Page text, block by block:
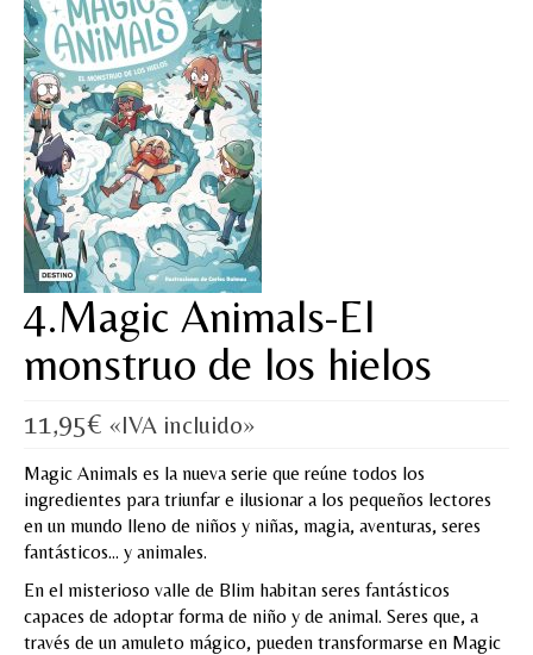
Materiales de juego
Artesanía Waldorf
Hecho a mano
Tote bag
Papelería
TIENDA
¿QUIÉN SOY?
CREACIONES
BLOG
MI CUENTA
Valoraciones y opiniones de TejiendoLEE un
cuento
4.Magic Animals-El
monstruo de los hielos
11,95€ «IVA incluido»
Magic Animals es la nueva serie que reúne todos los
ingredientes para triunfar e ilusionar a los pequeños lectores
en un mundo lleno de niños y niñas, magia, aventuras, seres
fantásticos… y animales.
En el misterioso valle de Blim habitan seres fantásticos
capaces de adoptar forma de niño y de animal. Seres que, a
través de un amuleto mágico, pueden transformarse en Magic